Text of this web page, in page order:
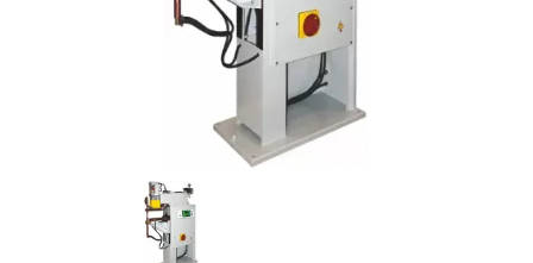
Подобрать аналог